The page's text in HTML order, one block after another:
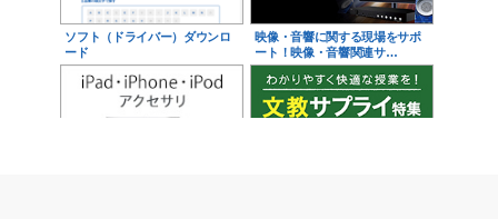
ソフト（ドライバー）ダウンロ
ード
映像・音響に関する現場をサポ
ート！映像・音響関連サ…